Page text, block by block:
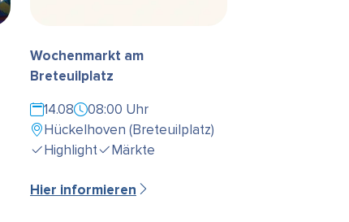
Wochenmarkt am
Breteuilplatz
14.08
08:00 Uhr
Hückelhoven (Breteuilplatz)
Highlight
Märkte
Hier informieren